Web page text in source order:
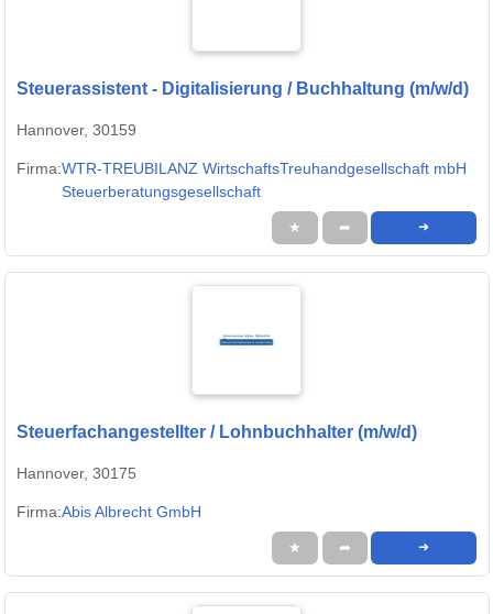
Steuerassistent - Digitalisierung / Buchhaltung (m/w/d)
Hannover, 30159
Firma:WTR-TREUBILANZ WirtschaftsTreuhandgesellschaft mbH
Steuerberatungsgesellschaft
★ ➦ ➜
Steuerfachangestellter / Lohnbuchhalter (m/w/d)
Hannover, 30175
Firma:Abis Albrecht GmbH
★ ➦ ➜